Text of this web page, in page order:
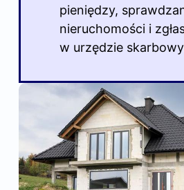
pieniędzy,
nieruchomości i
w urzędzie